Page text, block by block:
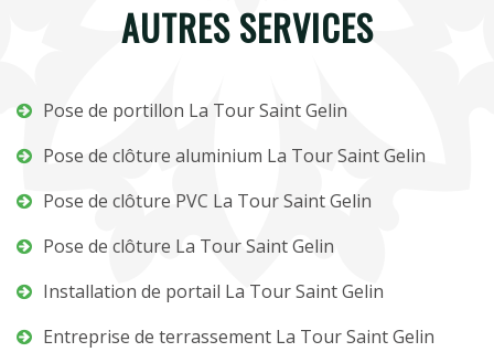
AUTRES SERVICES
Pose de portillon La Tour Saint Gelin
Pose de clôture aluminium La Tour Saint Gelin
Pose de clôture PVC La Tour Saint Gelin
Pose de clôture La Tour Saint Gelin
Installation de portail La Tour Saint Gelin
Entreprise de terrassement La Tour Saint Gelin